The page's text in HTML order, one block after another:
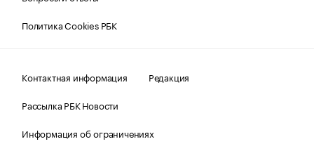
Политика Cookies РБК
Контактная информация
Редакция
Рассылка РБК Новости
Информация об ограничениях